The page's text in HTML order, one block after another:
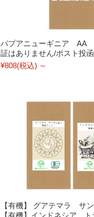
パプアニューギニア AA
証はありません/ポスト投函
¥808(税込) ～
【有機】 グアテマラ サ